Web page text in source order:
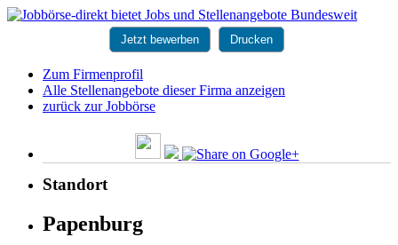
Jetzt bewerben Drucken
Zum Firmenprofil
Alle Stellenangebote dieser Firma anzeigen
zurück zur Jobbörse
Standort
Papenburg